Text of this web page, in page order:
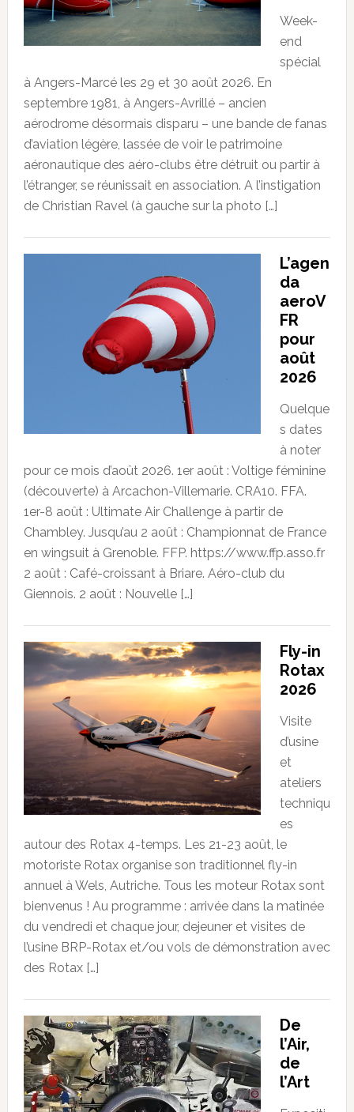
Week-
end
spécial
à Angers-Marcé les 29 et 30 août 2026. En
septembre 1981, à Angers-Avrillé – ancien
aérodrome désormais disparu – une bande de fanas
d’aviation légère, lassée de voir le patrimoine
aéronautique des aéro-clubs être détruit ou partir à
l’étranger, se réunissait en association. A l’instigation
de Christian Ravel (à gauche sur la photo […]
L’agen
da
aeroV
FR
pour
août
2026
Quelque
s dates
à noter
pour ce mois d’août 2026. 1er août : Voltige féminine
(découverte) à Arcachon-Villemarie. CRA10. FFA.
1er-8 août : Ultimate Air Challenge à partir de
Chambley. Jusqu’au 2 août : Championnat de France
en wingsuit à Grenoble. FFP. https://www.ffp.asso.fr
2 août : Café-croissant à Briare. Aéro-club du
Giennois. 2 août : Nouvelle […]
Fly-in
Rotax
2026
Visite
d’usine
et
ateliers
techniqu
es
autour des Rotax 4-temps. Les 21-23 août, le
motoriste Rotax organise son traditionnel fly-in
annuel à Wels, Autriche. Tous les moteur Rotax sont
bienvenus ! Au programme : arrivée dans la matinée
du vendredi et chaque jour, dejeuner et visites de
l’usine BRP-Rotax et/ou vols de démonstration avec
des Rotax […]
De
l’Air,
de
l’Art